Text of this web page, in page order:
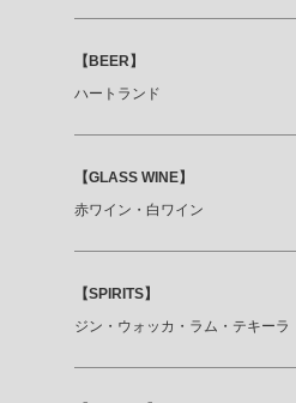
【BEER】
ハートランド
【GLASS WINE】
赤ワイン・白ワイン
【SPIRITS】
ジン・ウォッカ・ラム・テキーラ